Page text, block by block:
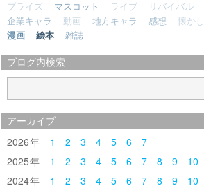
プライズ
マスコット ライブ リバイバル
企業キャラ
動画 地方キャラ 感想 懐かし
漫画
絵本 雑誌
ブログ内検索
アーカイブ
2026 1 2 3 4 5 6
7
2025
1 2 3 4 5 6 7 8 9 10
2024
1 2 3 4 5 6 7 8 9 10